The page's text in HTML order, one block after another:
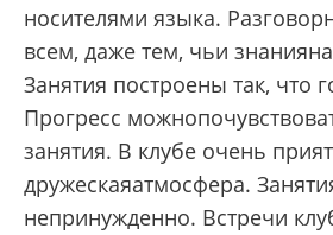
носителями языка.
всем, даже тем, чьи
Занятия построены так, что
Прогресс
занятия. В клубе очень
дружескаяатмосфера.
непринужденно. Встречи